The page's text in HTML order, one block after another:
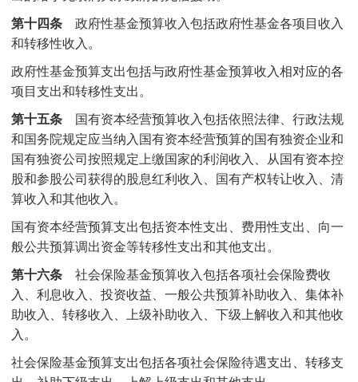
第十四条政府性基金预算收入包括政府性基金各项目收入
和转移性收入。
政府性基金预算支出包括与政府性基金预算收入相对应的各
项目支出和转移性支出。
第十五条 国有资本经营预算收入包括依照法律、行政法规
和国务院规定应当纳入国有资本经营预算的国有独资企业和
国有独资公司按照规定上缴国家的利润收入、从国有资本控
股和参股公司获得的股息红利收入、国有产权转让收入、清
算收入和其他收入。
国有资本经营预算支出包括资本性支出、费用性支出、向一
般公共预算调出资金等转移性支出和其他支出。
第十六条社会保险基金预算收入包括各项社会保险费收
入、利息收入、投资收益、一般公共预算补助收入、集体补
助收入、转移收入、上级补助收入、下级上解收入和其他收
入。
社会保险基金预算支出包括各项社会保险待遇支出、转移支